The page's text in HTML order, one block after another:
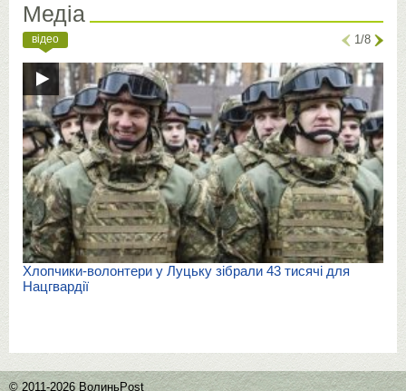
Медіа
відео 1/8
Хлопчики-волонтери у Луцьку зібрали 43 тисячі для
Нацгвардії
© 2011-2026 ВолиньPost